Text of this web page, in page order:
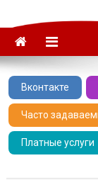
Вконтакте
Часто
Платные услуги